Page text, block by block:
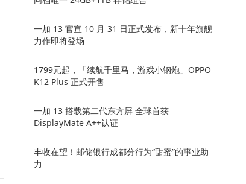
一加 13 官宣 10 月 31 日正式发布，新十年旗舰
力作即将登场
1799元起，「续航千里马，游戏小钢炮」OPPO
K12 Plus 正式开售
一加 13 搭载第二代东方屏 全球首获
DisplayMate A++认证
丰收在望！邮储银行成都分行为“甜蜜”的事业助
力